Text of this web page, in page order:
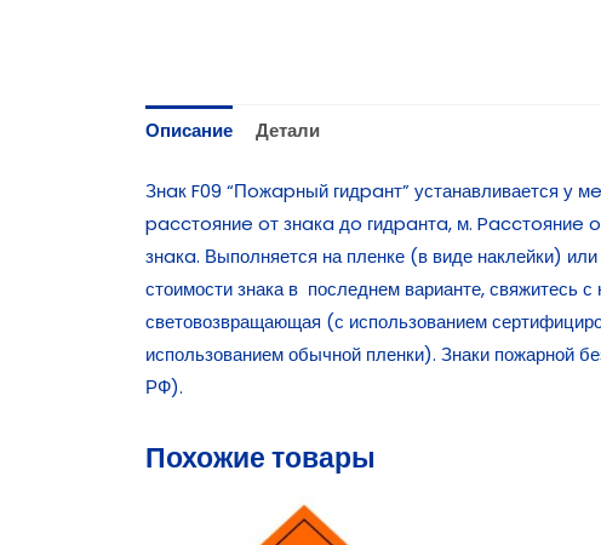
Описание Детали
Знaк F09 “Пoжapный гидpaнт” устанавливается
paccтoяниe oт знaкa дo гидpaнтa, м.
знaкa. Выполняется на пленке (в виде наклейки)
стоимости знака в последнем варианте, свяжитесь
световозвращающая (с использованием
использованием обычной пленки). Знаки пожарной
РФ).
Похожие товары